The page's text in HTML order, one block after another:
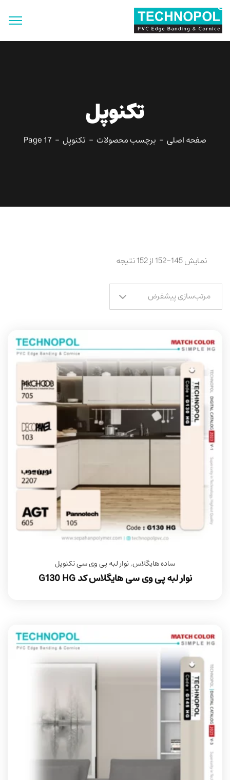
جستجو
برای:
دکمه جستجو
تکنوپل
صفحه اصلی برچسب محصولات تکنوپل Page 17
نمایش 145–152 از 152 نتیجه
مرتب‌سازی پیشفرض
ساده هایگلاس,نوار لبه پی وی سی تکنوپل
نوار لبه پی وی سی هایگلاس کد G130 HG